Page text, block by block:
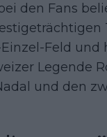
den Fans
Feld und
Legende
und den